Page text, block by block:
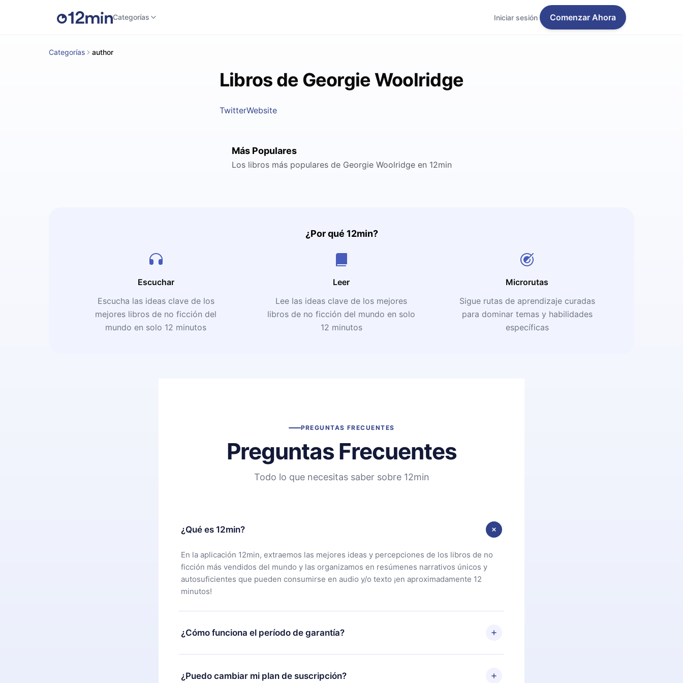
Categorías Iniciar sesión Comenzar Ahora
Categorías author
Libros de Georgie Woolridge
TwitterWebsite
Más Populares
Los libros más populares de Georgie Woolridge en 12min
¿Por qué 12min?
Escuchar
Escucha las ideas clave de los
mejores libros de no ficción del
mundo en solo 12 minutos
Leer
Lee las ideas clave de los mejores
libros de no ficción del mundo en solo
12 minutos
Microrutas
Sigue rutas de aprendizaje curadas
para dominar temas y habilidades
específicas
PREGUNTAS FRECUENTES
Preguntas Frecuentes
Todo lo que necesitas saber sobre 12min
¿Qué es 12min?
En la aplicación 12min, extraemos las mejores ideas y percepciones de los libros de no
ficción más vendidos del mundo y las organizamos en resúmenes narrativos únicos y
autosuficientes que pueden consumirse en audio y/o texto ¡en aproximadamente 12
minutos!
¿Cómo funciona el período de garantía?
Puedes descargar nuestra aplicación y comenzar a disfrutar de nuestra biblioteca. Si por
alguna razón no estás satisfecho con nuestra plataforma, simplemente contacta a
¿Puedo cambiar mi plan de suscripción?